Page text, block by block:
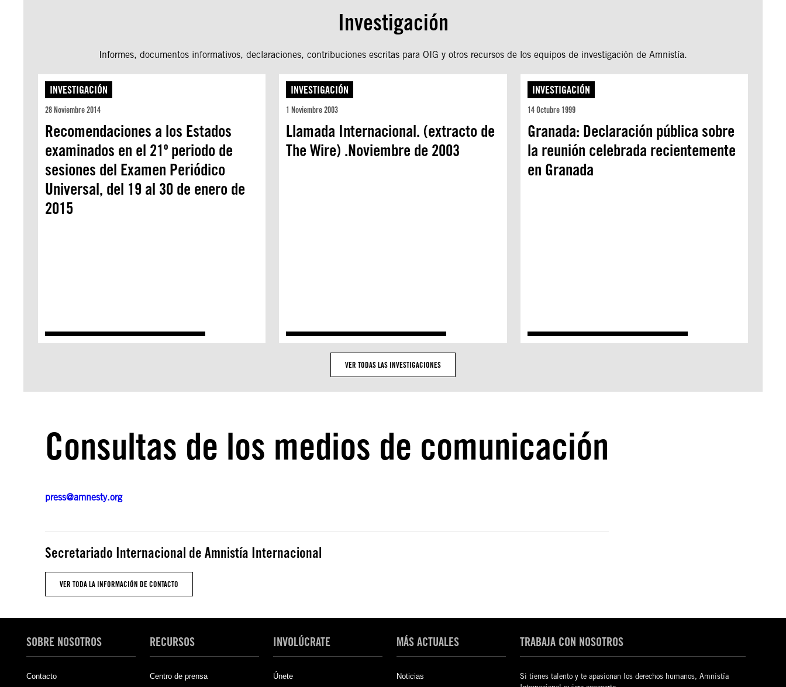
Investigación
Informes, documentos informativos, declaraciones, contribuciones escritas para OIG y otros recursos de los equipos de investigación de Amnistía.
INVESTIGACIÓN
28 Noviembre 2014
Recomendaciones a los Estados
examinados en el 21º periodo de
sesiones del Examen Periódico
Universal, del 19 al 30 de enero de
2015
INVESTIGACIÓN
1 Noviembre 2003
Llamada Internacional. (extracto de
The Wire) .Noviembre de 2003
INVESTIGACIÓN
14 Octubre 1999
Granada: Declaración pública sobre
la reunión celebrada recientemente
en Granada
VER TODAS LAS INVESTIGACIONES
Consultas de los medios de comunicación
press@amnesty.org
Secretariado Internacional de Amnistía Internacional
VER TODA LA INFORMACIÓN DE CONTACTO
SOBRE NOSOTROS
Contacto
RECURSOS
Centro de prensa
INVOLÚCRATE
Únete
MÁS ACTUALES
Noticias
TRABAJA CON NOSOTROS
Si tienes talento y te apasionan los derechos humanos, Amnistía